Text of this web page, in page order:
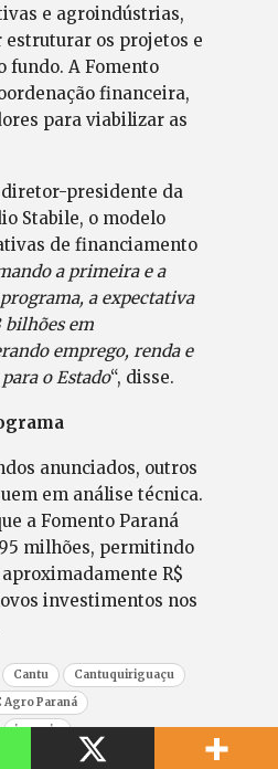
e agroindústrias,
estruturar os projetos e
fundo. A Fomento
financeira,
para viabilizar as
diretor-presidente da
Stabile, o modelo
de financiamento
a primeira e a
a expectativa
bilhões em
emprego, renda e
o Estado“, disse.
anunciados, outros
em análise técnica.
a Fomento Paraná
milhões, permitindo
R$
investimentos nos
Cantu
Cantuquiriguaçu
Agro Paraná
jcorreio
jornalismo